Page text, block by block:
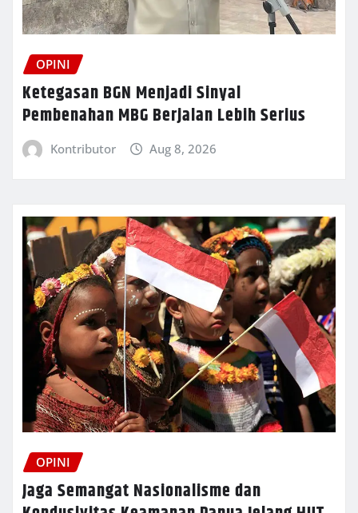
OPINI
Ketegasan BGN Menjadi Sinyal
Pembenahan MBG Berjalan Lebih Serius
Kontributor Aug 8, 2026
OPINI
Jaga Semangat Nasionalisme dan